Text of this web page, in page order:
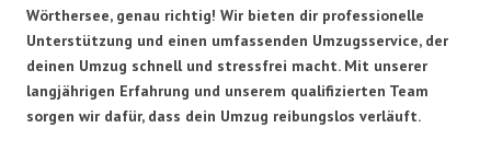
Wörthersee, genau richtig! Wir bieten dir professionelle
Unterstützung und einen umfassenden Umzugsservice, der
deinen Umzug schnell und stressfrei macht. Mit unserer
langjährigen Erfahrung und unserem qualifizierten Team
sorgen wir dafür, dass dein Umzug reibungslos verläuft.